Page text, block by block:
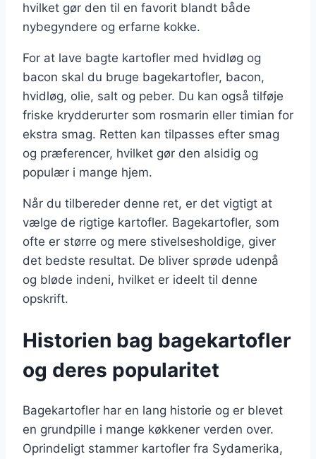
hvilket gør den til en favorit blandt både
nybegyndere og erfarne kokke.
For at lave bagte kartofler med hvidløg og
bacon skal du bruge bagekartofler, bacon,
hvidløg, olie, salt og peber. Du kan også tilføje
friske krydderurter som rosmarin eller timian for
ekstra smag. Retten kan tilpasses efter smag
og præferencer, hvilket gør den alsidig og
populær i mange hjem.
Når du tilbereder denne ret, er det vigtigt at
vælge de rigtige kartofler. Bagekartofler, som
ofte er større og mere stivelsesholdige, giver
det bedste resultat. De bliver sprøde udenpå
og bløde indeni, hvilket er ideelt til denne
opskrift.
Historien bag bagekartofler
og deres popularitet
Bagekartofler har en lang historie og er blevet
en grundpille i mange køkkener verden over.
Oprindeligt stammer kartofler fra Sydamerika,